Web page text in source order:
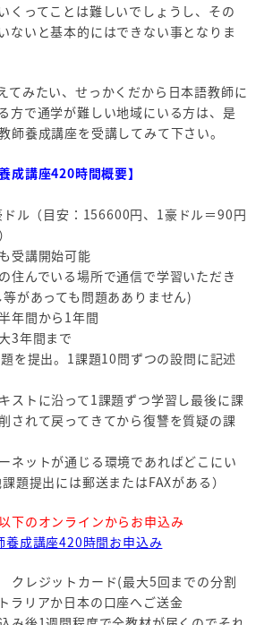
くってことは難しいでしょうし、その
ないと基本的にはできない事となりま
てみたい、せっかくだから日本語教師に
方で通学が難しい地域にいる方は、是
師養成講座を受講してみて下さい。
成講座420時間概要】
ル（目安：156600円、1豪ドル＝90円
受講開始可能
んでいる場所で通信で学習いただき
があっても問題あありません)
年間から1年間
3年間まで
を提出。1課題10問ずつの設問に記述
トに沿って1課題ずつ学習し最後に課
されて戻ってきてから復讐を質疑の課
ットが通じる環境であればどこにい
題提出には郵送またはFAXがある）
下のオンラインからお申込み
養成講座420時間お申込み
レジットカード(最大5回までの分割
ラリアか日本の口座へご送金